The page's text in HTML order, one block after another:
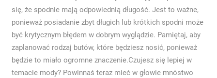
się, że spodnie mają odpowiednią długość. Jest to ważne,
ponieważ posiadanie zbyt długich lub krótkich spodni może
być krytycznym błędem w dobrym wyglądzie. Pamiętaj, aby
zaplanować rodzaj butów, które będziesz nosić, ponieważ
będzie to miało ogromne znaczenie.Czujesz się lepiej w
temacie mody? Powinnaś teraz mieć w głowie mnóstwo